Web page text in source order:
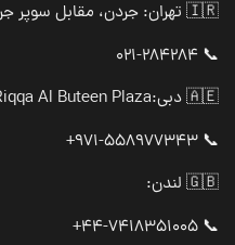
🇮🇷 تهران: جردن، مقابل سوپر جردن
📞 021-284284
🇦🇪 دبی:
Al Buteen Plaza
📞 971-558977343+
🇬🇧 لندن:
📞 44-7418351005+